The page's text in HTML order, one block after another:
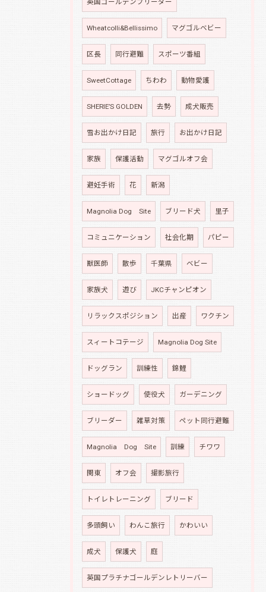
英国ゴールデンブリーダー
Wheatcolli&Bellissimo マグゴルベビー
区長 同行避難 スポーツ番組
SweetCottage ちわわ 動物愛護
SHERIE’S GOLDEN 去勢 成犬販売
雪お出かけ日記 旅行 お出かけ日記
家族 保護活動 マグゴルオフ会
避妊手術 花 新潟
Magnolia Dog Site ブリード犬 里子
コミュニケーション 社会化期 パピー
獣医師 散歩 千葉県 ベビー
家族犬 遊び JKCチャンピオン
リラックスポジション 出産 ワクチン
スィートコテージ Magnolia Dog Site
ドッグラン 訓練性 錦鯉
ショードッグ 使役犬 ガーデニング
ブリーダー 雑草対策 ペット同行避難
Magnolia Dog Site 訓練 チワワ
関東 オフ会 撮影旅行
トイレトレーニング ブリード
多頭飼い わんこ旅行 かわいい
成犬 保護犬 庭
英国プラチナゴールデンレトリーバー